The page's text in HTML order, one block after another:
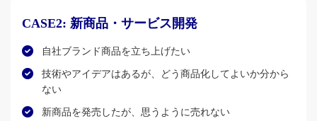
CASE2: 新商品・サービス開発
自社ブランド商品を立ち上げたい
技術やアイデアはあるが、どう商品化してよいか分から
ない
新商品を発売したが、思うように売れない